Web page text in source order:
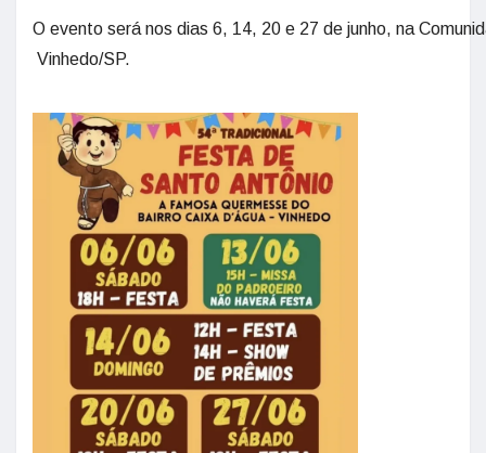
O evento será nos dias 6, 14, 20 e 27 de junho, na
Vinhedo/SP.